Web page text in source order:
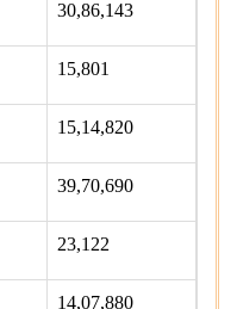
30,86,143
15,801
15,14,820
39,70,690
23,122
14,07,880